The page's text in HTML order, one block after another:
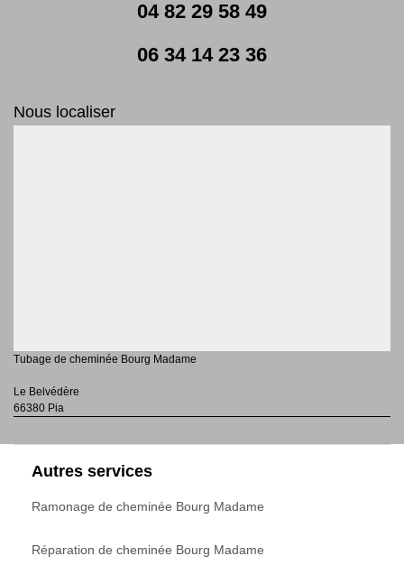
04 82 29 58 49
06 34 14 23 36
Nous localiser
Tubage de cheminée Bourg Madame
Le Belvédère
66380 Pia
Autres services
Ramonage de cheminée Bourg Madame
Réparation de cheminée Bourg Madame